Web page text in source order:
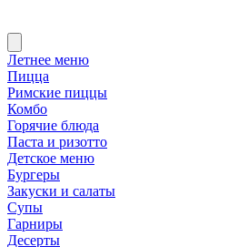
Летнее меню
Пицца
Римские пиццы
Комбо
Горячие блюда
Паста и ризотто
Детское меню
Бургеры
Закуски и салаты
Супы
Гарниры
Десерты